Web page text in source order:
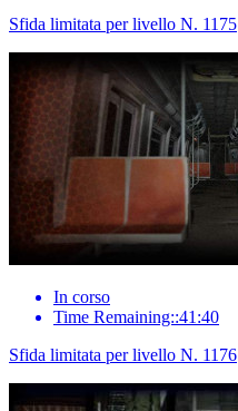
Sfida limitata per livello N. 1175
In corso
Time Remaining::41:40
Sfida limitata per livello N. 1176